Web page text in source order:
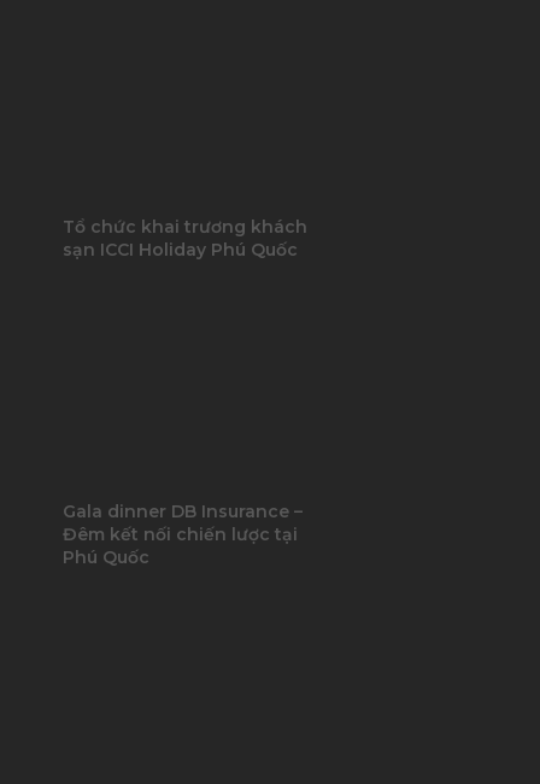
Tổ chức khai trương khách
sạn ICCI Holiday Phú Quốc
Gala dinner DB Insurance –
Đêm kết nối chiến lược tại
Phú Quốc